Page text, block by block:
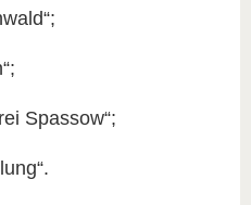
Spassow“;